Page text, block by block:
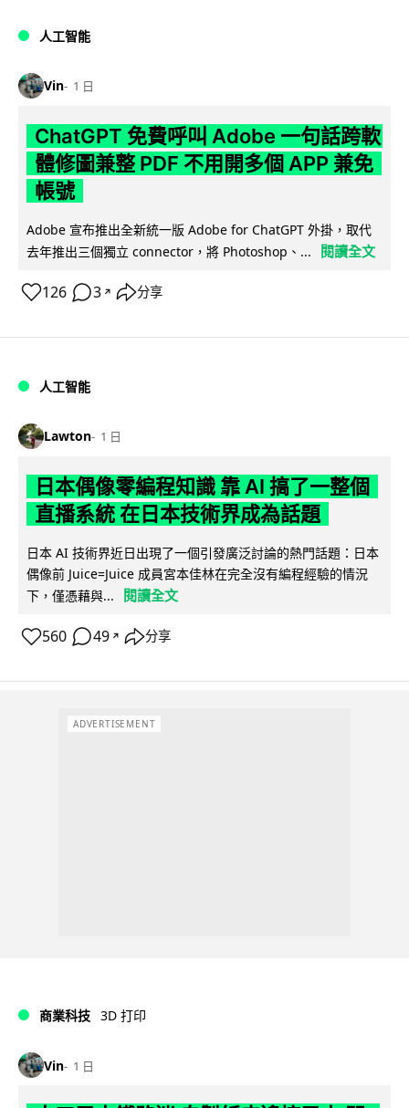
人工智能
Vin 1 日
ChatGPT 免費呼叫 Adobe 一句話跨軟
體修圖兼整 PDF 不用開多個 APP 兼免
帳號
Adobe 宣布推出全新統一版 Adobe for ChatGPT 外掛，取代
去年推出三個獨立 connector，將 Photoshop、...
閱讀全文
126 3 ↗ 分享
人工智能
Lawton 1 日
日本偶像零編程知識 靠 AI 搞了一整個
直播系統 在日本技術界成為話題
日本 AI 技術界近日出現了一個引發廣泛討論的熱門話題：日本
偶像前 Juice=Juice 成員宮本佳林在完全沒有編程經驗的情況
下，僅憑藉與...
閱讀全文
560 49 ↗ 分享
ADVERTISEMENT
商業科技 3D 打印
Vin 1 日